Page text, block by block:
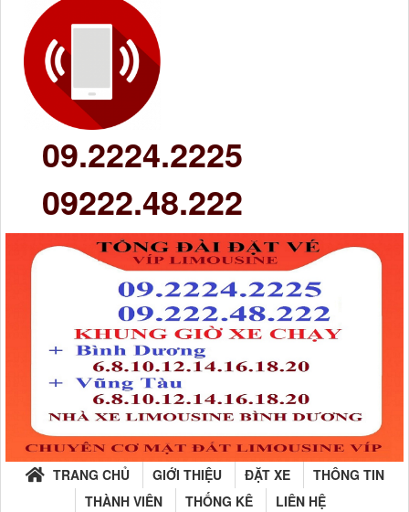
09.2224.2225
09222.48.222
TRANG CHỦ GIỚI THIỆU ĐẶT XE
THÔNG TIN
THÀNH VIÊN
THỐNG KÊ LIÊN HỆ